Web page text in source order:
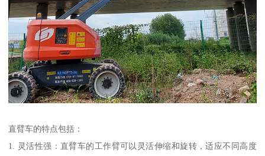
直臂车的特点包括：
1. 灵活性强：直臂车的工作臂可以灵活伸缩和旋转，适应不同高度